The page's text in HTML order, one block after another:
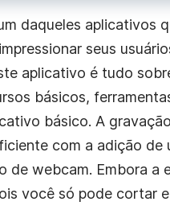
daqueles aplicativos
seus
aplicativo é tudo
básicos,
básico. A
com a adição de
de webcam. Embora a
você só pode cortar